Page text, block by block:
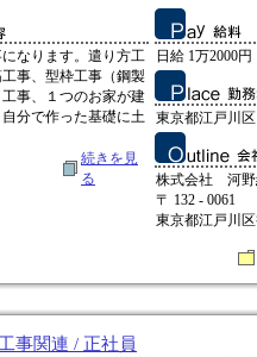
なります。遣り方工
事、型枠工事（鋼製
事、１つのお家が建
分で作った基礎に土
続きを見
る
日給 1万2000
東京都江戸川区
株式会社 河野
〒 132 - 0061
東京都江戸川
事関連 / 正社員